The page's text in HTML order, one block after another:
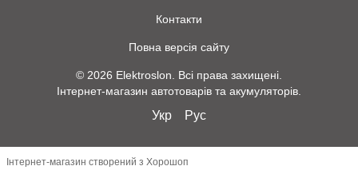
Контакти
Повна версія сайту
© 2026 Elektroslon. Всі права захищені.
Інтернет-магазин автотоварів та акумуляторів.
Укр Рус
Інтернет-магазин створений з Хорошоп